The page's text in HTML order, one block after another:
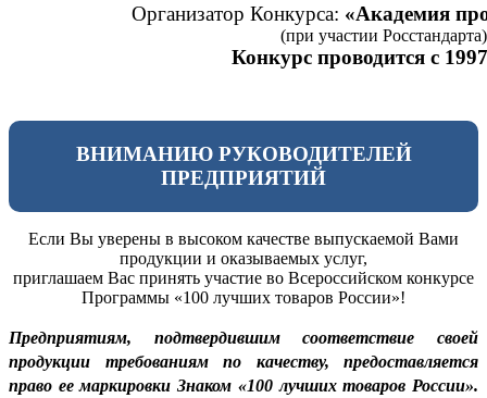
Организатор Конкурса: «Академия
(при участии Росстандарта)
Конкурс проводится с
ВНИМАНИЮ РУКОВОДИТЕЛЕЙ
ПРЕДПРИЯТИЙ
Если Вы уверены в высоком качестве выпускаемой Вами
продукции и оказываемых услуг,
приглашаем Вас принять участие во Всероссийском конкурсе
Программы «100 лучших товаров России»!
Предприятиям, подтвердившим соответствие своей
продукции требованиям по качеству, предоставляется
право ее маркировки Знаком «100 лучших товаров России».